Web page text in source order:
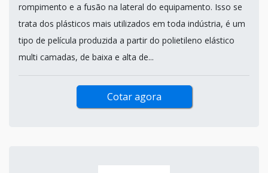
rompimento e a fusão na lateral do equipamento. Isso se
trata dos plásticos mais utilizados em toda indústria, é um
tipo de película produzida a partir do polietileno elástico
multi camadas, de baixa e alta de...
Cotar agora